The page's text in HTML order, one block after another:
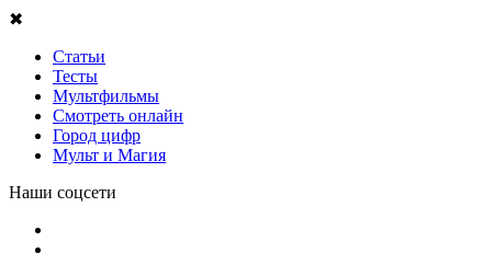
✖
Статьи
Тесты
Мультфильмы
Смотреть онлайн
Город цифр
Мульт и Магия
Наши соцсети